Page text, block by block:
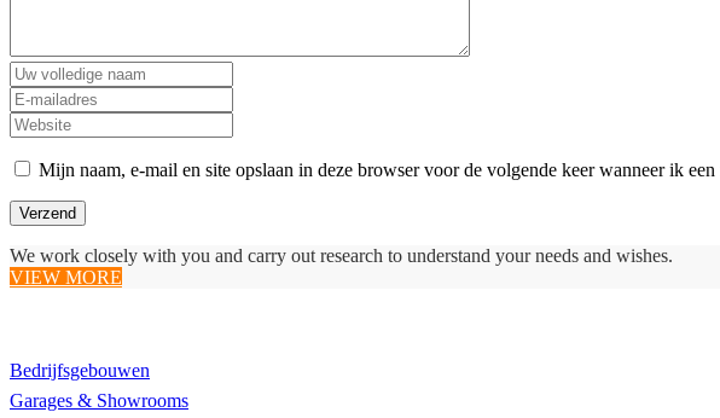
Mijn naam, e-mail en site opslaan in deze browser voor de volgende keer wanneer ik een
We work closely with you and carry out research to understand your needs and wishes.
VIEW MORE
Bedrijfsgebouwen
Garages & Showrooms